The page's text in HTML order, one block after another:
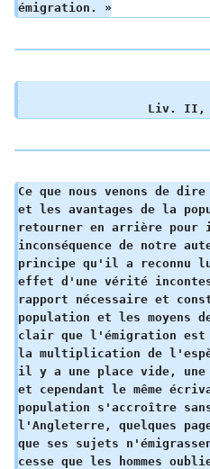
émigration. »
Liv. II, chap.
Ce que nous venons de
et les avantages de la
retourner en arrière pour
inconséquence de notre
principe qu'il a reconnu
effet d'une vérité
rapport nécessaire et
population et les moyens
clair que l'émigration
la multiplication de
il y a une place vide,
et cependant le même
population s'accroître
l'Angleterre, quelques
que ses sujets
cesse que les hommes